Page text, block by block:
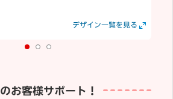
デザイン一覧を見る
お客様サポート！